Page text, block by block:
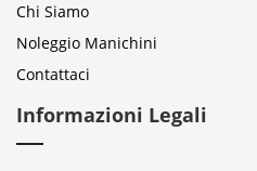
Chi Siamo
Noleggio Manichini
Contattaci
Informazioni Legali